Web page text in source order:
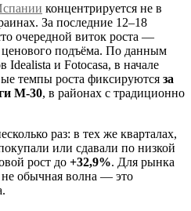
концентрируется не в
За последние 12–18
очередной виток роста —
подъёма. По данным
и Fotocasa, в начале
темпы роста фиксируются за
M-30, в районах с традиционно
раз: в тех же кварталах,
или сдавали по низкой
рост до +32,9%. Для рынка
обычная волна — это